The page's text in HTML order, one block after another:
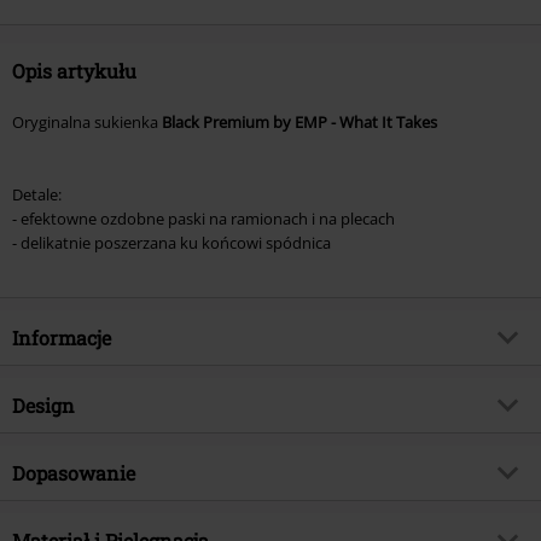
Opis artykułu
Oryginalna sukienka Black Premium by EMP - What It Takes
Detale:
- efektowne ozdobne paski na ramionach i na plecach
- delikatnie poszerzana ku końcowi spódnica
Informacje
Numer artykułu
Brand
Design
Rodzaj artykułu
Dopasowanie
Długość (odzież)